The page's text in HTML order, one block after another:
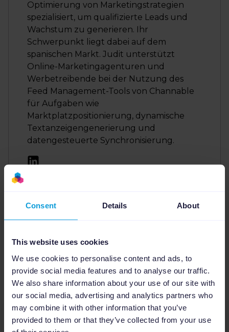
Consent Details About
This website uses cookies
We use cookies to personalise content and ads, to
provide social media features and to analyse our traffic.
We also share information about your use of our site with
our social media, advertising and analytics partners who
may combine it with other information that you’ve
provided to them or that they’ve collected from your use
Optimierung von Marketingstrategien
spezialisiert, um qualifizierte Leads und
Wachstum zu generieren. Ihr
Schwerpunkt liegt dabei auf dem
spanischen Markt. Judit unterstützt
Online-Marketingagenturen und
Werbetreibende bei der Nutzung des
Feed Management-Tools von Channable
für Aufgaben wie
Marktplatzpositionierung, dynamische
Textanzeigengenerierung und
datengesteuerte Synchronisierung.
In anderen Sprachen lesen:
Verwandte Artikel